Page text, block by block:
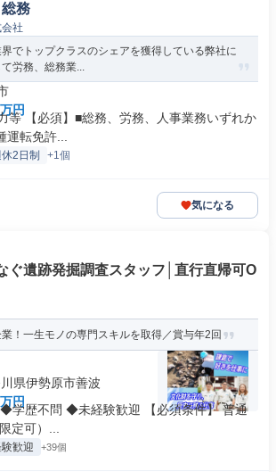
務
社
でトップクラスのシェアを獲得している弊社に
労務、総務業...
円
等 【必須】■総務、労務、人事業務いずれか
転免許...
2日制 +1個
気になる
ぐ遺跡発掘調査スタッフ│直行直帰可O
！一生モノの専門スキルを取得／賞与年2回
県伊勢原市善波
円
学歴不問 ◆未経験歓迎 【必須条件】 普通
定可）...
歓迎 +39個